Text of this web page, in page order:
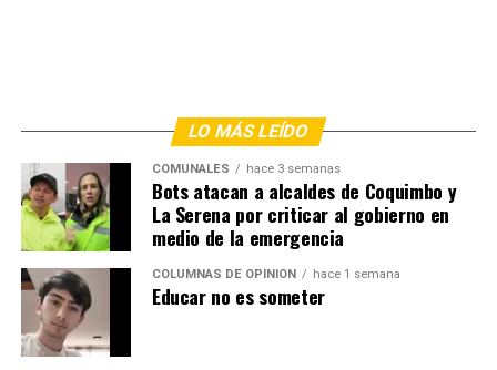
LO MÁS LEÍDO
COMUNALES hace 3 semanas
Bots atacan a alcaldes de Coquimbo y
La Serena por criticar al gobierno en
medio de la emergencia
COLUMNAS DE OPINIÓN hace 1 semana
Educar no es someter